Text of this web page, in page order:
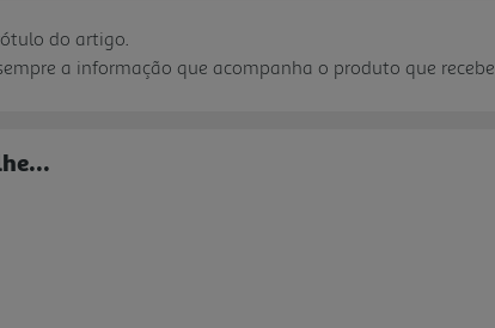
do artigo.
a informação que acompanha o produto que recebe.